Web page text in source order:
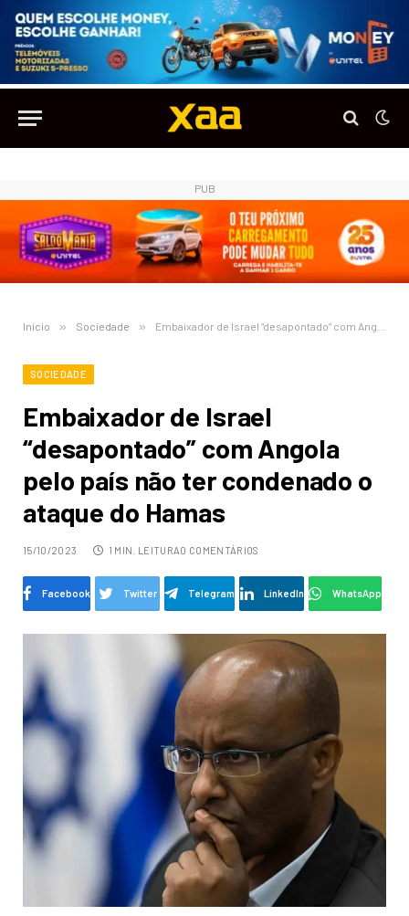
PUB
Início » Sociedade » Embaixador de Israel “desapontado” com Angola pelo país não ter condenado o ataque do Hamas
SOCIEDADE
Embaixador de Israel
“desapontado” com Angola
pelo país não ter condenado o
ataque do Hamas
15/10/2023 1 MIN. LEITURA0 COMENTÁRIOS
Facebook Twitter Telegram LinkedIn WhatsApp